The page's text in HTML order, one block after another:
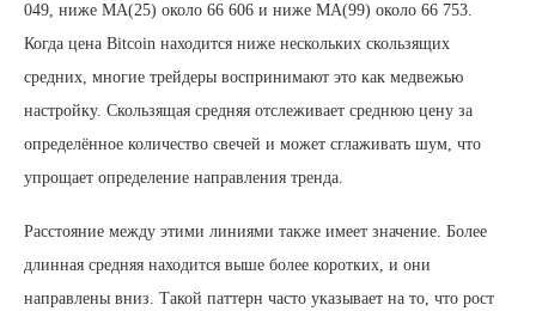
049, ниже MA(25) около 66 606 и ниже MA(99) около 66 753.
Когда цена Bitcoin находится ниже нескольких скользящих
средних, многие трейдеры воспринимают это как медвежью
настройку. Скользящая средняя отслеживает среднюю цену за
определённое количество свечей и может сглаживать шум, что
упрощает определение направления тренда.
Расстояние между этими линиями также имеет значение. Более
длинная средняя находится выше более коротких, и они
направлены вниз. Такой паттерн часто указывает на то, что рост